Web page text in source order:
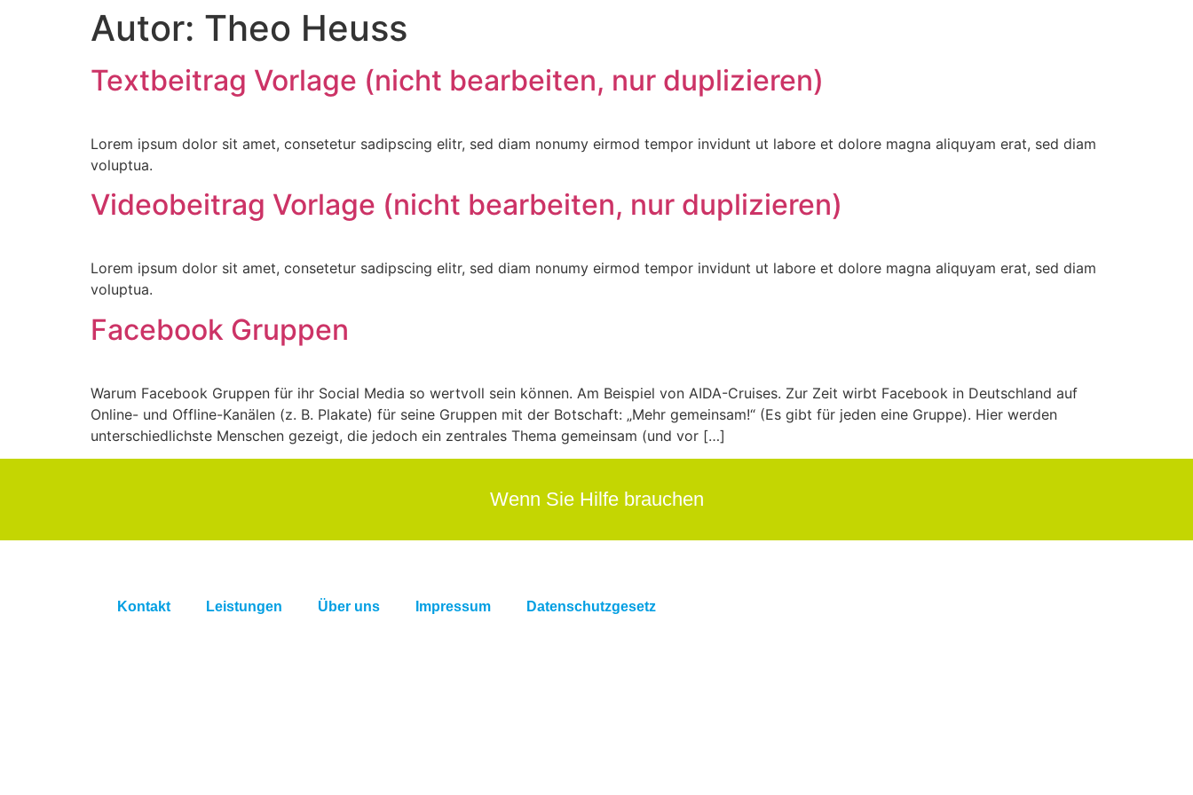
Autor: Theo Heuss
Textbeitrag Vorlage (nicht bearbeiten, nur duplizieren)
Lorem ipsum dolor sit amet, consetetur sadipscing elitr, sed diam nonumy eirmod tempor invidunt ut labore et dolore magna aliquyam erat, sed diam
voluptua.
Videobeitrag Vorlage (nicht bearbeiten, nur duplizieren)
Lorem ipsum dolor sit amet, consetetur sadipscing elitr, sed diam nonumy eirmod tempor invidunt ut labore et dolore magna aliquyam erat, sed diam
voluptua.
Facebook Gruppen
Warum Facebook Gruppen für ihr Social Media so wertvoll sein können. Am Beispiel von AIDA-Cruises. Zur Zeit wirbt Facebook in Deutschland auf
Online- und Offline-Kanälen (z. B. Plakate) für seine Gruppen mit der Botschaft: „Mehr gemeinsam!“ (Es gibt für jeden eine Gruppe). Hier werden
unterschiedlichste Menschen gezeigt, die jedoch ein zentrales Thema gemeinsam (und vor […]
Wenn Sie Hilfe brauchen
Kontakt Leistungen Über uns Impressum Datenschutzgesetz